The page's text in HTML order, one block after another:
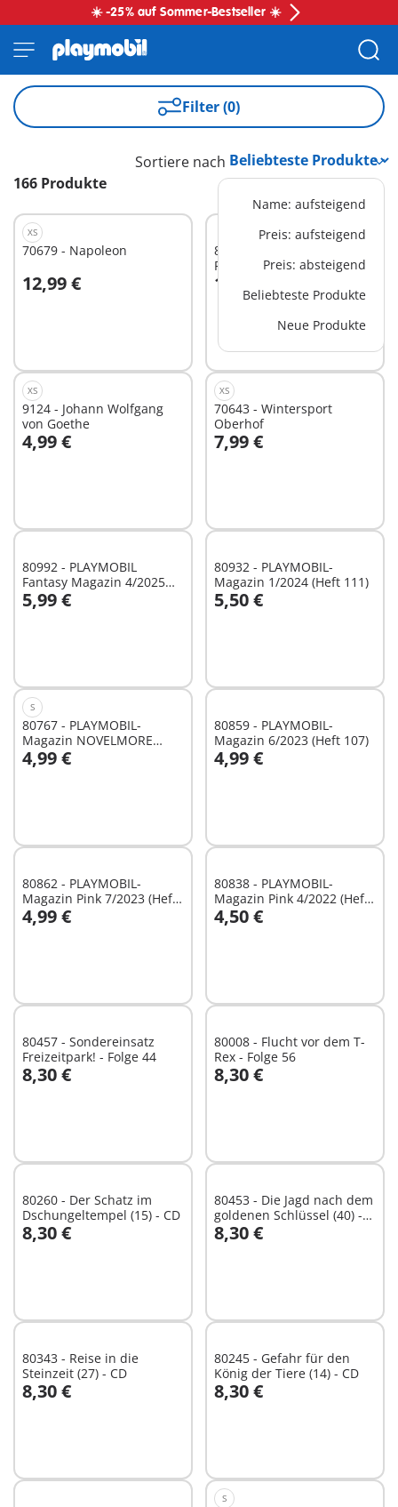
☀️ -25% auf Sommer-Bestseller ☀️
Filter (0)
166 Produkte
Sortiere nach
Name: aufsteigend
Preis: aufsteigend
Preis: absteigend
Beliebteste Produkte
Neue Produkte
XS
70679 - Napoleon
12,99 €
In den Warenkorb
80403 - Tonie-Clip +
PLAYMOBIL-Figur RITTER
für toniebox
14,99 €In den Warenkorb
XS
9124 - Johann Wolfgang
von Goethe
4,99 €
In den Warenkorb
XS
70643 - Wintersport
Oberhof
7,99 €
In den Warenkorb
80992 - PLAYMOBIL
Fantasy Magazin 4/2025
(10)
5,99 €
In den Warenkorb
80932 - PLAYMOBIL-
Magazin 1/2024 (Heft 111)
5,50 €
In den Warenkorb
S
80767 - PLAYMOBIL-
Magazin NOVELMORE
(Magazin 22/23 Skelett)
4,99 €
In den Warenkorb
80859 - PLAYMOBIL-
Magazin 6/2023 (Heft 107)
4,99 €
In den Warenkorb
80862 - PLAYMOBIL-
Magazin Pink 7/2023 (Heft
82)
4,99 €
In den Warenkorb
80838 - PLAYMOBIL-
Magazin Pink 4/2022 (Heft
70)
4,50 €
In den Warenkorb
80457 - Sondereinsatz
Freizeitpark! - Folge 44
8,30 €
In den Warenkorb
80008 - Flucht vor dem T-
Rex - Folge 56
8,30 €
In den Warenkorb
80260 - Der Schatz im
Dschungeltempel (15) - CD
8,30 €
In den Warenkorb
80453 - Die Jagd nach dem
goldenen Schlüssel (40) -
CD
8,30 €
In den Warenkorb
80343 - Reise in die
Steinzeit (27) - CD
8,30 €
In den Warenkorb
80245 - Gefahr für den
König der Tiere (14) - CD
8,30 €
In den Warenkorb
S